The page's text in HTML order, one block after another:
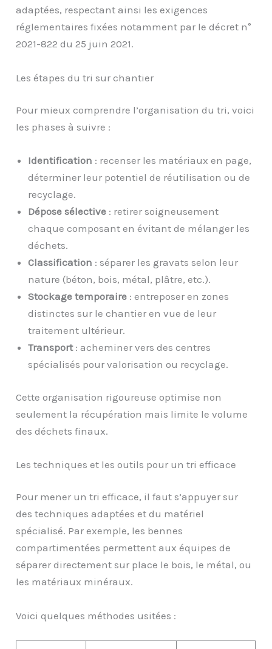
adaptées, respectant ainsi les exigences
réglementaires fixées notamment par le décret n°
2021-822 du 25 juin 2021.
Les étapes du tri sur chantier
Pour mieux comprendre l’organisation du tri, voici
les phases à suivre :
Identification : recenser les matériaux en page,
déterminer leur potentiel de réutilisation ou de
recyclage.
Dépose sélective : retirer soigneusement
chaque composant en évitant de mélanger les
déchets.
Classification : séparer les gravats selon leur
nature (béton, bois, métal, plâtre, etc.).
Stockage temporaire : entreposer en zones
distinctes sur le chantier en vue de leur
traitement ultérieur.
Transport: acheminer vers des centres
spécialisés pour valorisation ou recyclage.
Cette organisation rigoureuse optimise non
seulement la récupération mais limite le volume
des déchets finaux.
Les techniques et les outils pour un tri efficace
Pour mener un tri efficace, il faut s’appuyer sur
des techniques adaptées et du matériel
spécialisé. Par exemple, les bennes
compartimentées permettent aux équipes de
séparer directement sur place le bois, le métal, ou
les matériaux minéraux.
Voici quelques méthodes usitées :